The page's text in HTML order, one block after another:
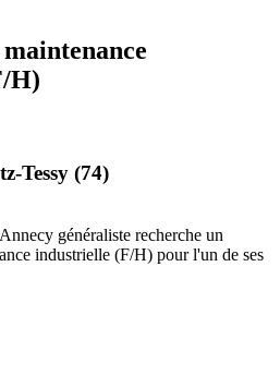
H)
Tessy (74)
généraliste recherche un
industrielle (F/H) pour l'un de ses